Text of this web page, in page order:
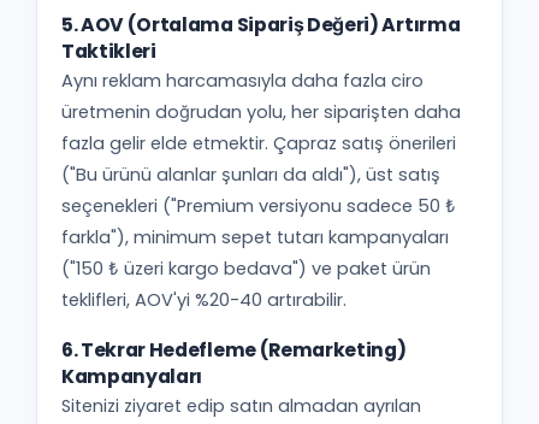
5. AOV (Ortalama Sipariş Değeri) Artırma
Taktikleri
Aynı reklam harcamasıyla daha fazla ciro
üretmenin doğrudan yolu, her siparişten daha
fazla gelir elde etmektir. Çapraz satış önerileri
("Bu ürünü alanlar şunları da aldı"), üst satış
seçenekleri ("Premium versiyonu sadece 50 ₺
farkla"), minimum sepet tutarı kampanyaları
("150 ₺ üzeri kargo bedava") ve paket ürün
teklifleri, AOV'yi %20-40 artırabilir.
6. Tekrar Hedefleme (Remarketing)
Kampanyaları
Sitenizi ziyaret edip satın almadan ayrılan